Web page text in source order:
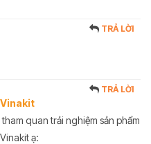
TRẢ LỜI
TRẢ LỜI
quan trải nghiệm sản phẩm
ạ: